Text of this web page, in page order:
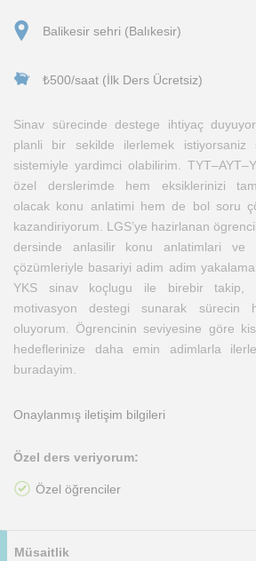
Balikesir sehri (Balıkesir)
₺500/saat (İlk Ders Ücretsiz)
Sinav sürecinde destege ihtiyaç
planli bir sekilde ilerlemek
sistemiyle yardimci olabilirim.
özel derslerimde hem eksiklerinizi
olacak konu anlatimi hem de bol soru
kazandiriyorum. LGS’ye hazirlanan
dersinde anlasilir konu anlatimlari ve
çözümleriyle basariyi adim adim
YKS sinav koçlugu ile birebir takip,
motivasyon destegi sunarak sürecin
oluyorum. Ögrencinin seviyesine göre
hedeflerinize daha emin adimlarla
buradayim.
Onaylanmış iletişim bilgileri
Özel ders veriyorum:
Özel öğrenciler
Müsaitlik